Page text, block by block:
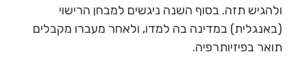
ולהגיש תזה. בסוף השנה ניגשים למבחן הרישוי
(באנגלית) במדינה בה למדו, ולאחר מעברו מקבלים
תואר בפיזיותרפיה.